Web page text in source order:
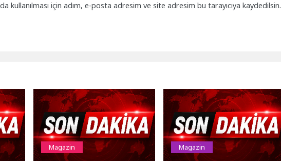
kullanılması için adım, e-posta adresim ve site adresim bu tarayıcıya kaydedilsin.
Magazin Magazin